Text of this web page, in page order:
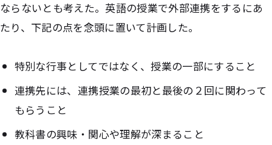
ならないとも考えた。英語の授業で外部連携をするにあ
たり、下記の点を念頭に置いて計画した。
特別な行事としてではなく、授業の一部にすること
連携先には、連携授業の最初と最後の２回に関わって
もらうこと
教科書の興味・関心や理解が深まること